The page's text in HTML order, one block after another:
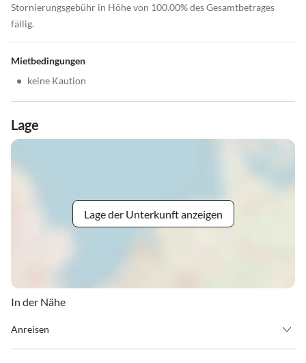
Stornierungsgebühr in Höhe von 100.00% des Gesamtbetrages
fällig.
Mietbedingungen
• keine Kaution
Lage
Lage der Unterkunft anzeigen
In der Nähe
Anreisen